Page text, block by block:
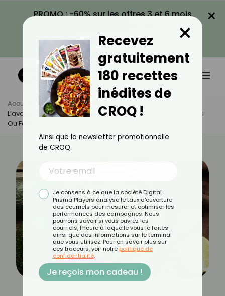
PROMO : -60% sur les offres 3 et 6 mois
VOIR LA PROMO
×
Accueil Actus
Minceur
L’avocat Brûlerait Deux Fois Plus De Gras Qu’un Jogging : Vrai
Ou Faux ?
Recevez
gratuitement
180 recettes
inédites de
CROQ !
×
Ainsi que la newsletter promotionnelle
de CROQ.
Je consens à ce que la société Digital
Prisma Players analyse le taux d'ouverture
des courriels pour mesurer et optimiser les
performances des campagnes. Nous
pourrons savoir si vous ouvrez les
courriels, l'heure à laquelle vous le faites
ainsi que des informations sur le terminal
que vous utilisez. Pour en savoir plus sur
ces traceurs, voir notre politique de
confidentialité.
Je reçois mon cadeau !